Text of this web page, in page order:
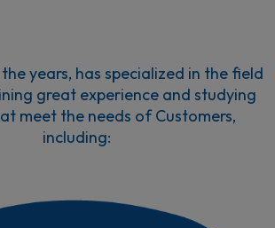
the years, has specialized in the field
great experience and studying
meet the needs of Customers,
including: